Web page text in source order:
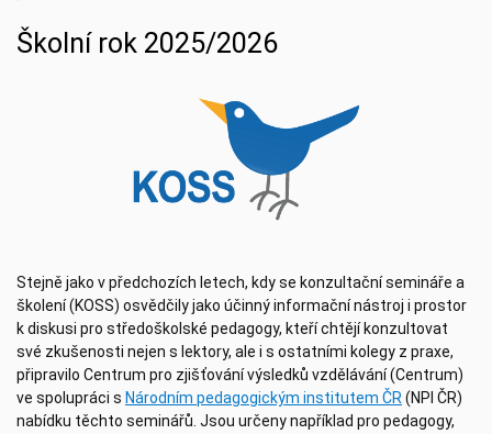
Školní rok 2025/2026
Stejně jako v předchozích letech, kdy se konzultační semináře a
školení (KOSS) osvědčily jako účinný informační nástroj i prostor
k diskusi pro středoškolské pedagogy, kteří chtějí konzultovat
své zkušenosti nejen s lektory, ale i s ostatními kolegy z praxe,
připravilo Centrum pro zjišťování výsledků vzdělávání (Centrum)
ve spolupráci s Národním pedagogickým institutem ČR(NPI ČR)
nabídku těchto seminářů. Jsou určeny například pro pedagogy,